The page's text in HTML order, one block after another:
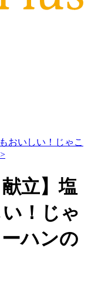
おいしい！じゃこ
立】塩
！じゃ
ハンの